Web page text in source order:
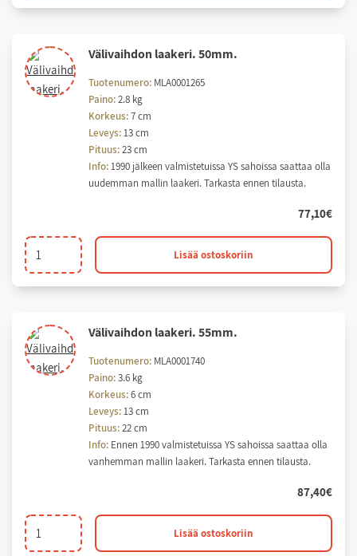
Vä­li­vaih­don laa­ke­ri. 50mm.
Tuotenumero: MLA0001265
Paino:2.8 kg
Korkeus:7 cm
Leveys:13 cm
Pituus:23 cm
Info:1990 jälkeen valmistetuissa YS sahoissa saattaa olla
uudemman mallin laakeri. Tarkasta ennen tilausta.
77,10€
Välivaihdon
laakeri.
Lisää ostoskoriin
Vä­li­vaih­don laa­ke­ri. 55mm.
Tuotenumero: MLA0001740
Paino:3.6 kg
Korkeus:6 cm
Leveys:13 cm
Pituus:22 cm
Info: Ennen 1990 valmistetuissa YS sahoissa saattaa olla
vanhemman mallin laakeri. Tarkasta ennen tilausta.
87,40€
Välivaihdon
laakeri.
Lisää ostoskoriin